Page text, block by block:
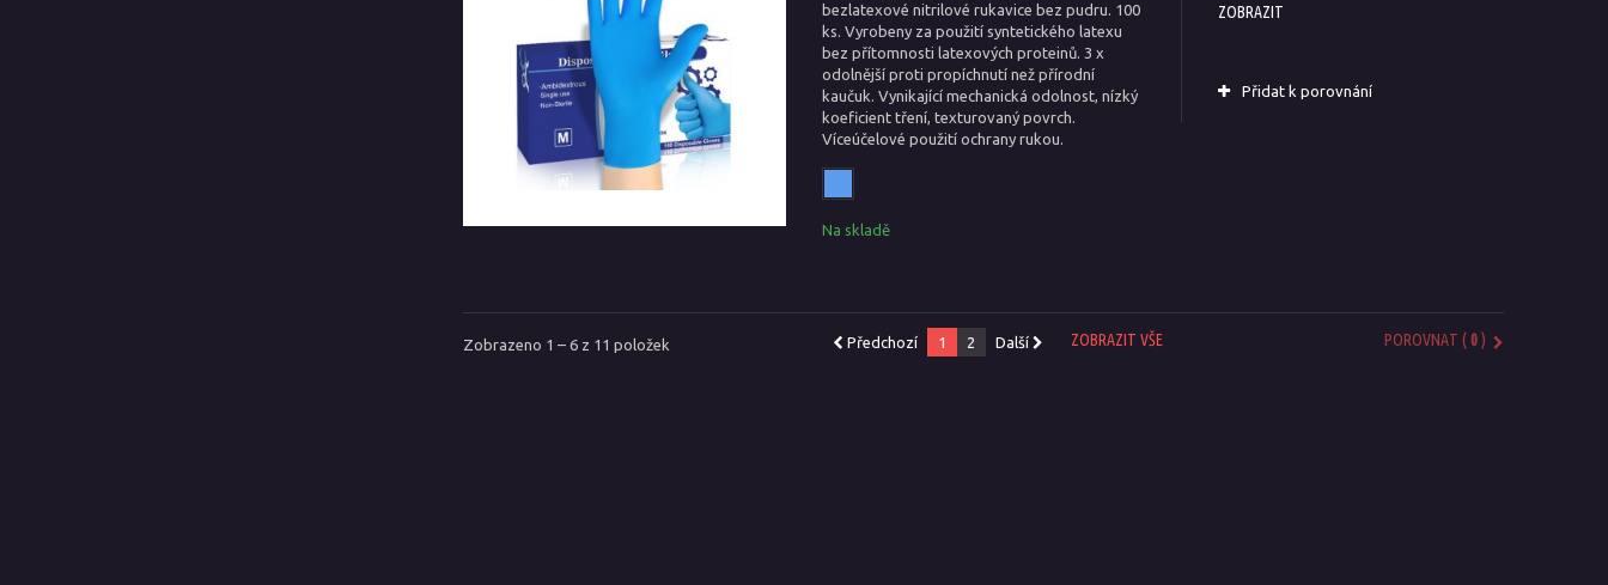
bezlatexové nitrilové rukavice bez pudru. 100
ks. Vyrobeny za použití syntetického latexu
bez přítomnosti latexových proteinů. 3 x
odolnější proti propíchnutí než přírodní
kaučuk. Vynikající mechanická odolnost, nízký
koeficient tření, texturovaný povrch.
Víceúčelové použití ochrany rukou.
Na skladě
ZOBRAZIT
Přidat k porovnání
POROVNAT (0)
ZOBRAZIT VŠE
Předchozí 1 2 Další
Zobrazeno 1 – 6 z 11 položek